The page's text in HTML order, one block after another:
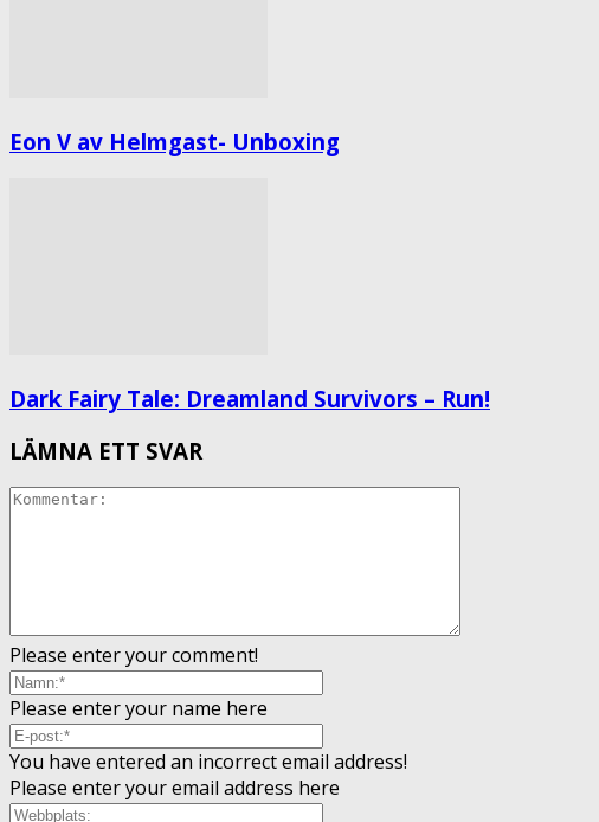
Eon V av Helmgast- Unboxing
Dark Fairy Tale: Dreamland Survivors – Run!
LÄMNA ETT SVAR
Please enter your comment!
Please enter your name here
You have entered an incorrect email address!
Please enter your email address here